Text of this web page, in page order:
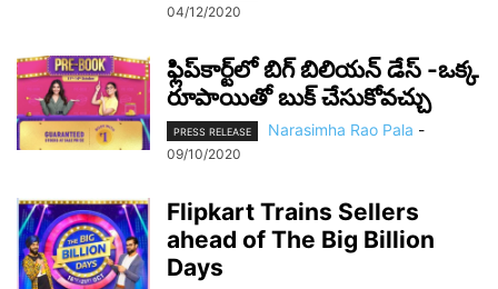
04/12/2020
ఫ్లిప్‌కార్ట్‌లో బిగ్‌ బిలియన్‌ డేస్‌ -ఒక్క
రూపాయితో బుక్ చేసుకోవ‌చ్చు
PRESS RELEASE Narasimha Rao Pala -
09/10/2020
Flipkart Trains Sellers
ahead of The Big Billion
Days